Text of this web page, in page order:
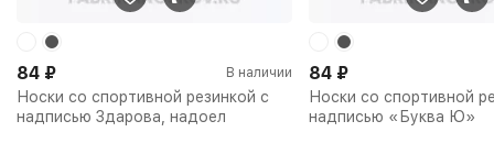
Носки со спортивной резинкой с
надписью Здарова, надоел
84 ₽ В наличии
Носки со спортивной
надписью «Буква Ю»
84 ₽